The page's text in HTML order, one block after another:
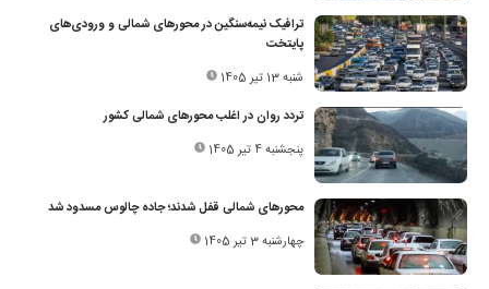
ترافیک نیمه‌سنگین در محورهای شمالی و ورودی‌های
پایتخت
شنبه 13 تیر 1405
تردد روان در اغلب محورهای شمالی کشور
پنجشنبه 4 تیر 1405
محورهای شمالی قفل شدند؛ جاده چالوس مسدود شد
چهارشنبه 3 تیر 1405